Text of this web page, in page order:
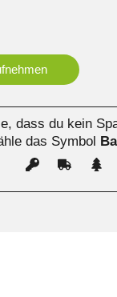
dass du kein
das Symbol